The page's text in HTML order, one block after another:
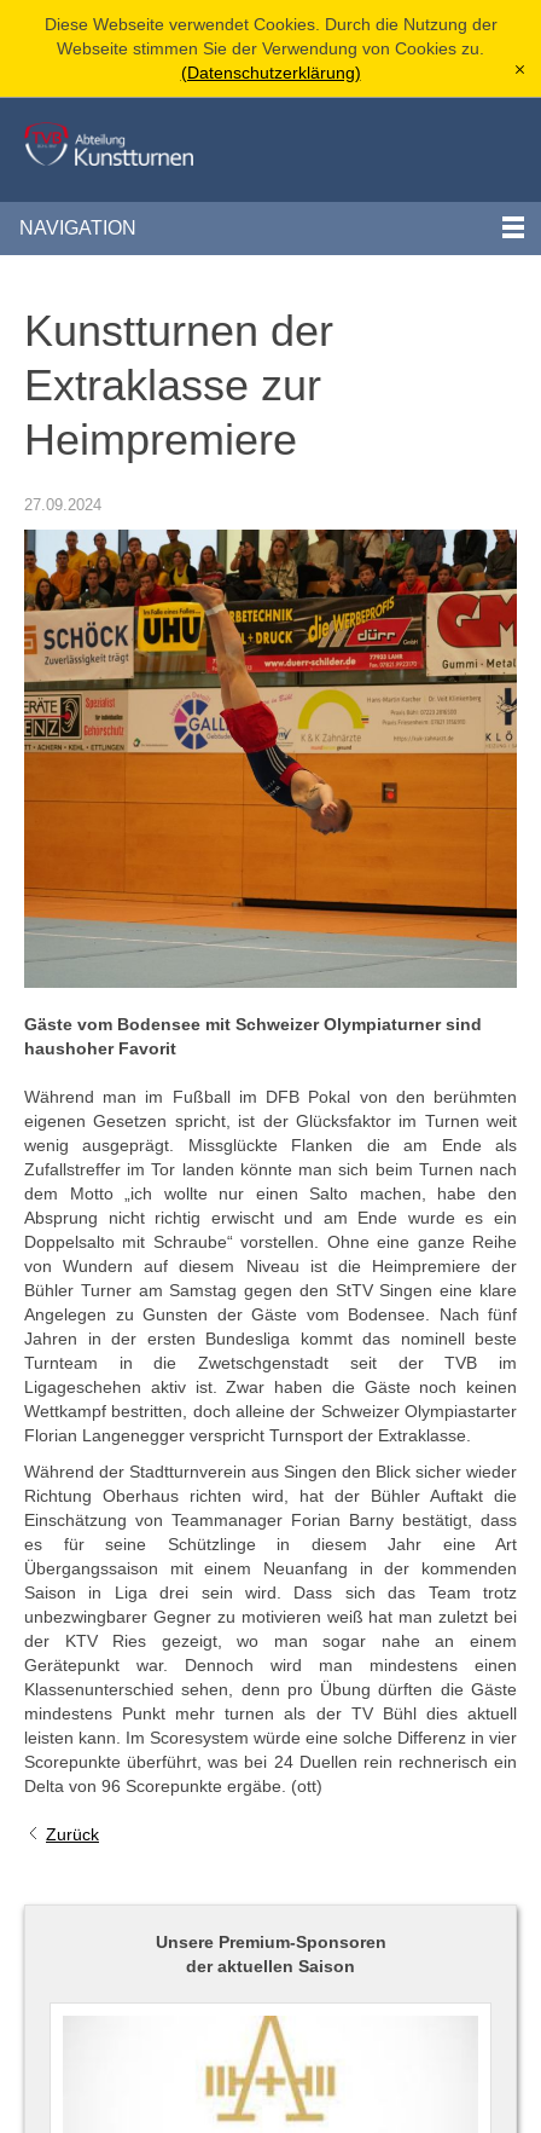
Diese Webseite verwendet Cookies. Durch die Nutzung der
Webseite stimmen Sie der Verwendung von Cookies zu.
(Datenschutzerklärung)
[x]
NAVIGATION
Kunstturnen der
Extraklasse zur
Heimpremiere
27.09.2024
Gäste vom Bodensee mit Schweizer Olympiaturner sind
haushoher Favorit
Während man im Fußball im DFB Pokal von den berühmten
eigenen Gesetzen spricht, ist der Glücksfaktor im Turnen weit
wenig ausgeprägt. Missglückte Flanken die am Ende als
Zufallstreffer im Tor landen könnte man sich beim Turnen nach
dem Motto „ich wollte nur einen Salto machen, habe den
Absprung nicht richtig erwischt und am Ende wurde es ein
Doppelsalto mit Schraube“ vorstellen. Ohne eine ganze Reihe
von Wundern auf diesem Niveau ist die Heimpremiere der
Bühler Turner am Samstag gegen den StTV Singen eine klare
Angelegen zu Gunsten der Gäste vom Bodensee. Nach fünf
Jahren in der ersten Bundesliga kommt das nominell beste
Turnteam in die Zwetschgenstadt seit der TVB im
Ligageschehen aktiv ist. Zwar haben die Gäste noch keinen
Wettkampf bestritten, doch alleine der Schweizer Olympiastarter
Florian Langenegger verspricht Turnsport der Extraklasse.
Während der Stadtturnverein aus Singen den Blick sicher wieder
Richtung Oberhaus richten wird, hat der Bühler Auftakt die
Einschätzung von Teammanager Forian Barny bestätigt, dass
es für seine Schützlinge in diesem Jahr eine Art
Übergangssaison mit einem Neuanfang in der kommenden
Saison in Liga drei sein wird. Dass sich das Team trotz
unbezwingbarer Gegner zu motivieren weiß hat man zuletzt bei
der KTV Ries gezeigt, wo man sogar nahe an einem
Gerätepunkt war. Dennoch wird man mindestens einen
Klassenunterschied sehen, denn pro Übung dürften die Gäste
mindestens Punkt mehr turnen als der TV Bühl dies aktuell
leisten kann. Im Scoresystem würde eine solche Differenz in vier
Scorepunkte überführt, was bei 24 Duellen rein rechnerisch ein
Delta von 96 Scorepunkte ergäbe. (ott)
Zurück
Unsere Premium-Sponsoren
der aktuellen Saison